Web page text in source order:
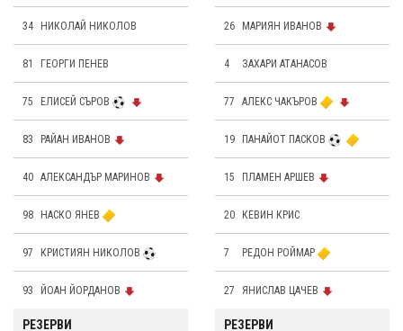
34 НИКОЛАЙ НИКОЛОВ
81 ГЕОРГИ ПЕНЕВ
75 ЕЛИСЕЙ СЪРОВ
83 РАЙАН ИВАНОВ
40 АЛЕКСАНДЪР МАРИНОВ
98 НАСКО ЯНЕВ
97 КРИСТИЯН НИКОЛОВ
93 ЙОАН ЙОРДАНОВ
РЕЗЕРВИ
26 МАРИЯН ИВАНОВ
4 ЗАХАРИ АТАНАСОВ
77 АЛЕКС ЧАКЪРОВ
19 ПАНАЙОТ ПАСКОВ
15 ПЛАМЕН АРШЕВ
20 КЕВИН КРИС
7 РЕДОН РОЙМАР
27 ЯНИСЛАВ ЦАЧЕВ
РЕЗЕРВИ